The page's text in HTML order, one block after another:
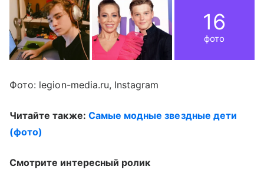
16
фото
Фото: legion-media.ru, Instagram
Читайте также: Самые модные звездные дети
(фото)
Смотрите интересный ролик